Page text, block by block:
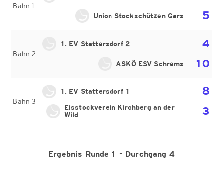
Bahn 1
5
Union Stockschützen Gars
Bahn 2
1. EV Stattersdorf 2
4
10
ASKÖ ESV Schrems
Bahn 3
1. EV Stattersdorf 1
8
3
Eisstockverein Kirchberg an der
Wild
Ergebnis Runde 1 - Durchgang 4